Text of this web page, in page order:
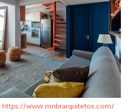
https://www.mnbrarquitetos.com/